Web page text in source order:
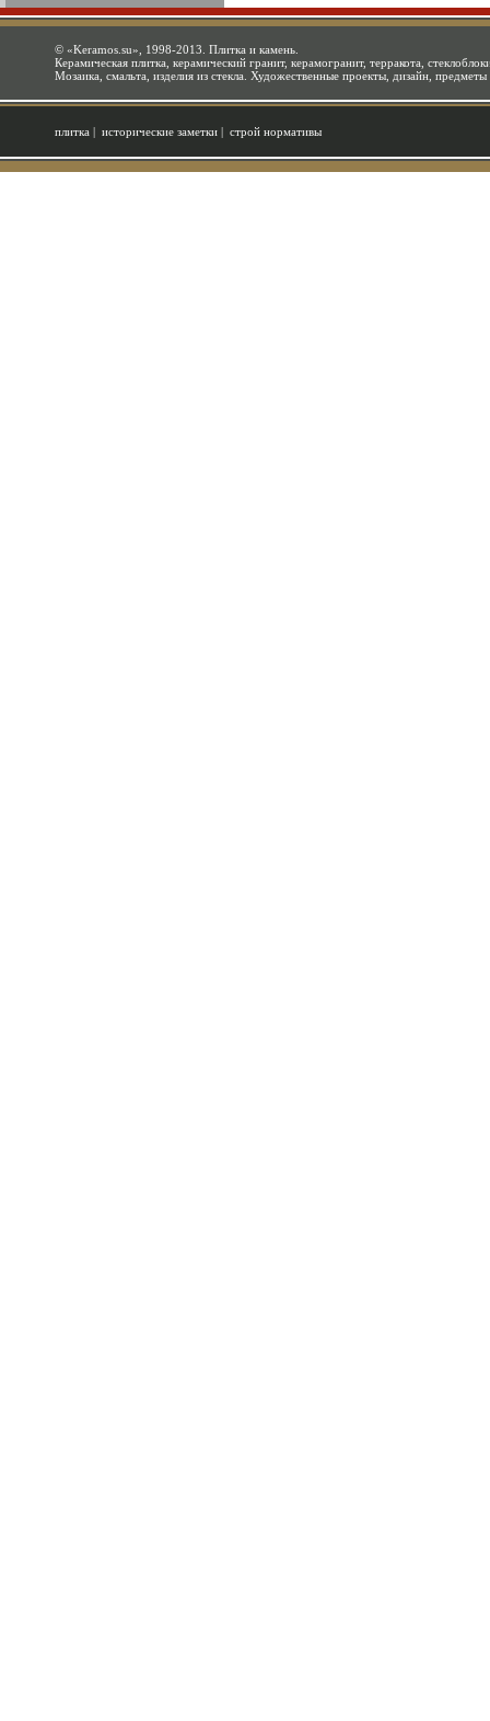
© «Keramos.su» , 1998-2013. Плитка и камень.
Керамическая плитка, керамический гранит, керамогранит, терракота,
Мозаика, смальта, изделия из стекла. Художественные проекты, дизайн, предметы
плитка | исторические заметки | строй нормативы